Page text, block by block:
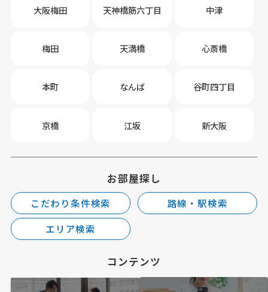
大阪梅田 天神橋筋六丁目 中津
梅田 天満橋 心斎橋
本町 なんば 谷町四丁目
京橋 江坂 新大阪
お部屋探し
こだわり条件検索
路線・駅検索
エリア検索
コンテンツ